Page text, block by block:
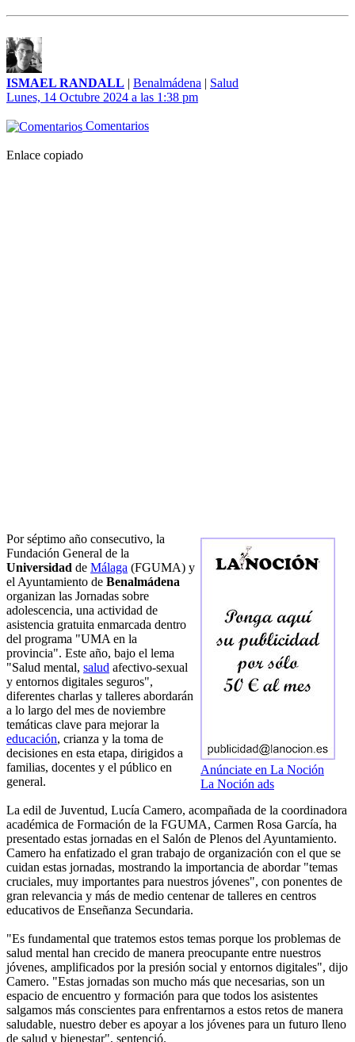
ISMAEL RANDALL | Benalmádena | Salud
Lunes, 14 Octubre 2024 a las 1:38 pm
Comentarios
Enlace copiado
Anúnciate en La Noción
La Noción ads
Por séptimo año consecutivo, la
Fundación General de la
Universidad de Málaga (FGUMA) y
el Ayuntamiento de Benalmádena
organizan las Jornadas sobre
adolescencia, una actividad de
asistencia gratuita enmarcada dentro
del programa "UMA en la
provincia". Este año, bajo el lema
"Salud mental, salud afectivo-sexual
y entornos digitales seguros",
diferentes charlas y talleres abordarán
a lo largo del mes de noviembre
temáticas clave para mejorar la
educación, crianza y la toma de
decisiones en esta etapa, dirigidos a
familias, docentes y el público en
general.
La edil de Juventud, Lucía Camero, acompañada de la coordinadora
académica de Formación de la FGUMA, Carmen Rosa García, ha
presentado estas jornadas en el Salón de Plenos del Ayuntamiento.
Camero ha enfatizado el gran trabajo de organización con el que se
cuidan estas jornadas, mostrando la importancia de abordar "temas
cruciales, muy importantes para nuestros jóvenes", con ponentes de
gran relevancia y más de medio centenar de talleres en centros
educativos de Enseñanza Secundaria.
"Es fundamental que tratemos estos temas porque los problemas de
salud mental han crecido de manera preocupante entre nuestros
jóvenes, amplificados por la presión social y entornos digitales", dijo
Camero. "Estas jornadas son mucho más que necesarias, son un
espacio de encuentro y formación para que todos los asistentes
salgamos más conscientes para enfrentarnos a estos retos de manera
saludable, nuestro deber es apoyar a los jóvenes para un futuro lleno
de salud y bienestar", sentenció.